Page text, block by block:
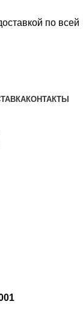
по всей
КОНТАКТЫ